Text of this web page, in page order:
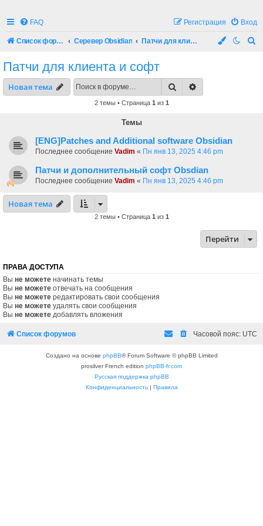
FAQ Вход
Регистрация
Список форумов Серевер Obsidian Патчи для клиента и софт
Патчи для клиента и софт
Новая тема Поиск
2 темы • Страница 1 из 1
Темы
[ENG]Patches and Additional software Obsidian
Последнее сообщение Vadim « Пн янв 13, 2025 4:46 pm
Патчи и дополнительный софт Obsdian
Последнее сообщение Vadim « Пн янв 13, 2025 4:46 pm
Новая тема
2 темы • Страница 1 из 1
Перейти
ПРАВА ДОСТУПА
Вы не можете начинать темы
Вы не можете отвечать на сообщения
Вы не можете редактировать свои сообщения
Вы не можете удалять свои сообщения
Вы не можете добавлять вложения
Список форумов Часовой пояс: UTC
Создано на основе phpBB® Forum Software © phpBB Limited
prosilver French edition phpBB-fr.com
Русская поддержка phpBB
Конфиденциальность| Правила